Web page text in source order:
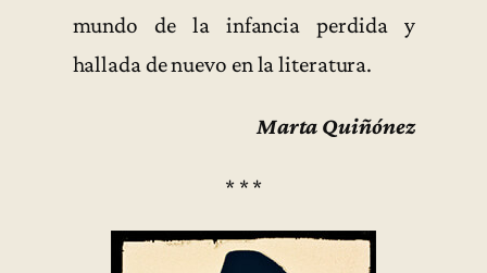
mundo de la infancia perdida y
hallada de nuevo en la literatura.
Marta Quiñónez
* * *